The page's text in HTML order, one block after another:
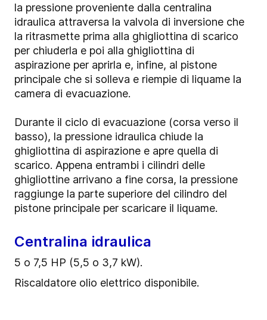
la pressione proveniente dalla centralina
idraulica attraversa la valvola di inversione che
la ritrasmette prima alla ghigliottina di scarico
per chiuderla e poi alla ghigliottina di
aspirazione per aprirla e, infine, al pistone
principale che si solleva e riempie di liquame la
camera di evacuazione.
Durante il ciclo di evacuazione (corsa verso il
basso), la pressione idraulica chiude la
ghigliottina di aspirazione e apre quella di
scarico. Appena entrambi i cilindri delle
ghigliottine arrivano a fine corsa, la pressione
raggiunge la parte superiore del cilindro del
pistone principale per scaricare il liquame.
Centralina idraulica
5 o 7,5 HP (5,5 o 3,7 kW).
Riscaldatore olio elettrico disponibile.